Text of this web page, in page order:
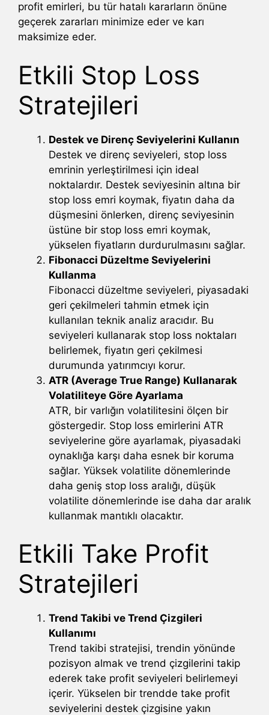
profit emirleri, bu tür hatalı kararların önüne
geçerek zararları minimize eder ve karı
maksimize eder.
Etkili Stop Loss
Stratejileri
Destek ve Direnç Seviyelerini Kullanın
Destek ve direnç seviyeleri, stop loss
emrinin yerleştirilmesi için ideal
noktalardır. Destek seviyesinin altına bir
stop loss emri koymak, fiyatın daha da
düşmesini önlerken, direnç seviyesinin
üstüne bir stop loss emri koymak,
yükselen fiyatların durdurulmasını sağlar.
Fibonacci Düzeltme Seviyelerini
Kullanma
Fibonacci düzeltme seviyeleri, piyasadaki
geri çekilmeleri tahmin etmek için
kullanılan teknik analiz aracıdır. Bu
seviyeleri kullanarak stop loss noktaları
belirlemek, fiyatın geri çekilmesi
durumunda yatırımcıyı korur.
ATR (Average True Range) Kullanarak
Volatiliteye Göre Ayarlama
ATR, bir varlığın volatilitesini ölçen bir
göstergedir. Stop loss emirlerini ATR
seviyelerine göre ayarlamak, piyasadaki
oynaklığa karşı daha esnek bir koruma
sağlar. Yüksek volatilite dönemlerinde
daha geniş stop loss aralığı, düşük
volatilite dönemlerinde ise daha dar aralık
kullanmak mantıklı olacaktır.
Etkili Take Profit
Stratejileri
Trend Takibi ve Trend Çizgileri
Kullanımı
Trend takibi stratejisi, trendin yönünde
pozisyon almak ve trend çizgilerini takip
ederek take profit seviyeleri belirlemeyi
içerir. Yükselen bir trendde take profit
seviyelerini destek çizgisine yakın